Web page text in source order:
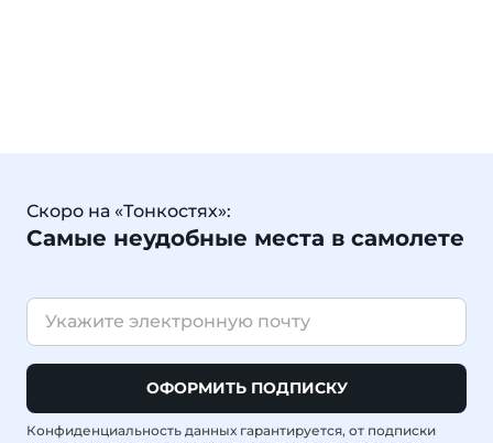
Скоро на «Тонкостях»:
Самые неудобные места в самолете
ОФОРМИТЬ ПОДПИСКУ
Конфиденциальность данных гарантируется, от подписки